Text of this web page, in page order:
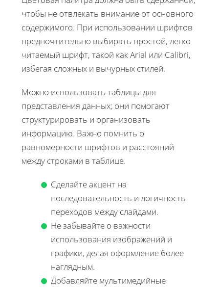
чтобы не отвлекать внимание от основного
содержимого. При использовании шрифтов
предпочтительно выбирать простой, легко
читаемый шрифт, такой как Arial или Calibri,
избегая сложных и вычурных стилей.
Можно использовать таблицы для
представления данных; они помогают
структурировать и организовать
информацию. Важно помнить о
равномерности шрифтов и расстояний
между строками в таблице.
Сделайте акцент на
последовательность и логичность
переходов между слайдами.
Не забывайте о важности
использования изображений и
графики, делая оформление более
наглядным.
Добавляйте мультимедийные